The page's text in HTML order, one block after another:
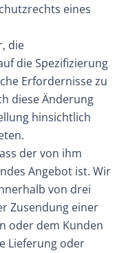
eines
die
die Spezifizierung
Erfordernisse zu
diese Änderung
hinsichtlich
der von ihm
Angebot ist. Wir
von drei
Zusendung einer
oder dem Kunden
Lieferung oder